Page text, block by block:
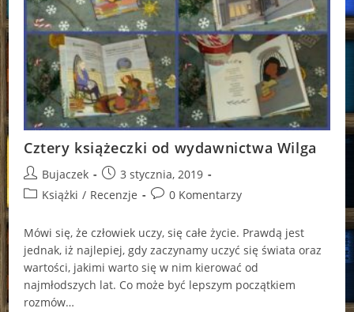
Cztery książeczki od wydawnictwa Wilga
Post
author:
Bujaczek
Post
published:
3 stycznia, 2019
PostKsiążki / Recenzje
Post0 Komentarzy
Mówi się, że człowiek uczy, się całe życie. Prawdą jest
jednak, iż najlepiej, gdy zaczynamy uczyć się świata oraz
wartości, jakimi warto się w nim kierować od
najmłodszych lat. Co może być lepszym początkiem
rozmów…